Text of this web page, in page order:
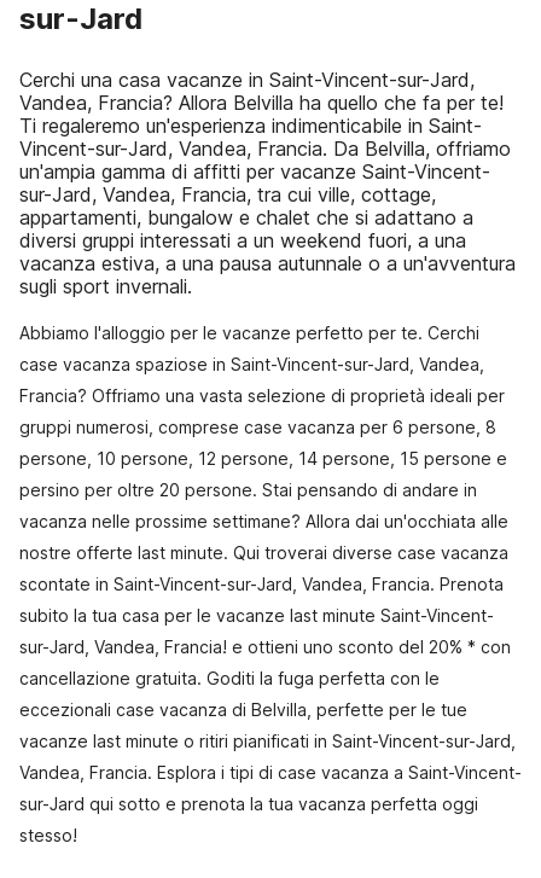
sur-Jard
Cerchi una casa vacanze in Saint-Vincent-sur-Jard,
Vandea, Francia? Allora Belvilla ha quello che fa per te!
Ti regaleremo un'esperienza indimenticabile in Saint-
Vincent-sur-Jard, Vandea, Francia. Da Belvilla, offriamo
un'ampia gamma di affitti per vacanze Saint-Vincent-
sur-Jard, Vandea, Francia, tra cui ville, cottage,
appartamenti, bungalow e chalet che si adattano a
diversi gruppi interessati a un weekend fuori, a una
vacanza estiva, a una pausa autunnale o a un'avventura
sugli sport invernali.
Abbiamo l'alloggio per le vacanze perfetto per te. Cerchi
case vacanza spaziose in Saint-Vincent-sur-Jard, Vandea,
Francia? Offriamo una vasta selezione di proprietà ideali per
gruppi numerosi, comprese case vacanza per 6 persone, 8
persone, 10 persone, 12 persone, 14 persone, 15 persone e
persino per oltre 20 persone. Stai pensando di andare in
vacanza nelle prossime settimane? Allora dai un'occhiata alle
nostre offerte last minute. Qui troverai diverse case vacanza
scontate in Saint-Vincent-sur-Jard, Vandea, Francia. Prenota
subito la tua casa per le vacanze last minute Saint-Vincent-
sur-Jard, Vandea, Francia! e ottieni uno sconto del 20% * con
cancellazione gratuita. Goditi la fuga perfetta con le
eccezionali case vacanza di Belvilla, perfette per le tue
vacanze last minute o ritiri pianificati in Saint-Vincent-sur-Jard,
Vandea, Francia. Esplora i tipi di case vacanza a Saint-Vincent-
sur-Jard qui sotto e prenota la tua vacanza perfetta oggi
stesso!